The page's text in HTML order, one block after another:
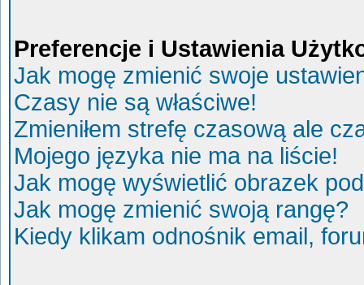
Preferencje i Ustawienia
Jak mogę zmienić swoje
Czasy nie są właściwe!
Zmieniłem strefę czasową ale
Mojego języka nie ma na liście!
Jak mogę wyświetlić obrazek
Jak mogę zmienić swoją rangę?
Kiedy klikam odnośnik email,